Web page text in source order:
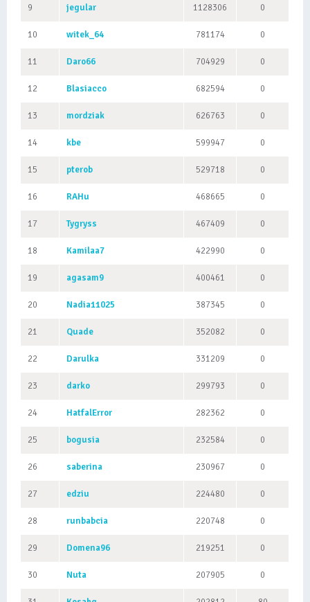
9 jegular 1128306 0
10 witek_64 781174 0
11 Daro66 704929 0
12 Blasiacco 682594 0
13 mordziak 626763 0
14 kbe 599947 0
15 pterob 529718 0
16 RAHu 468665 0
17 Tygryss 467409 0
18 Kamilaa7 422990 0
19 agasam9 400461 0
20 Nadia11025 387345 0
21 Quade 352082 0
22 Darulka 331209 0
23 darko 299793 0
24 HatfalError 282362 0
25 bogusia 232584 0
26 saberina 230967 0
27 edziu 224480 0
28 runbabcia 220748 0
29 Domena96 219251 0
30 Nuta 207905 0